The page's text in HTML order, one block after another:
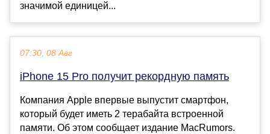
значимой единицей...
07:30, 08 Авг
iPhone 15 Pro получит рекордную память
Компания Apple впервые выпустит смартфон,
который будет иметь 2 терабайта встроенной
памяти. Об этом сообщает издание MacRumors.